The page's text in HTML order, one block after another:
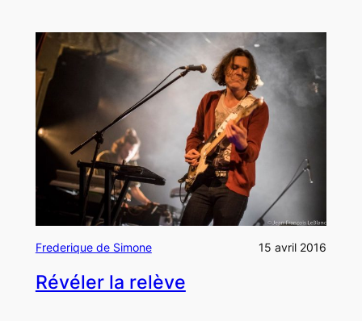
Frederique de Simone 15 avril 2016
Révéler la relève